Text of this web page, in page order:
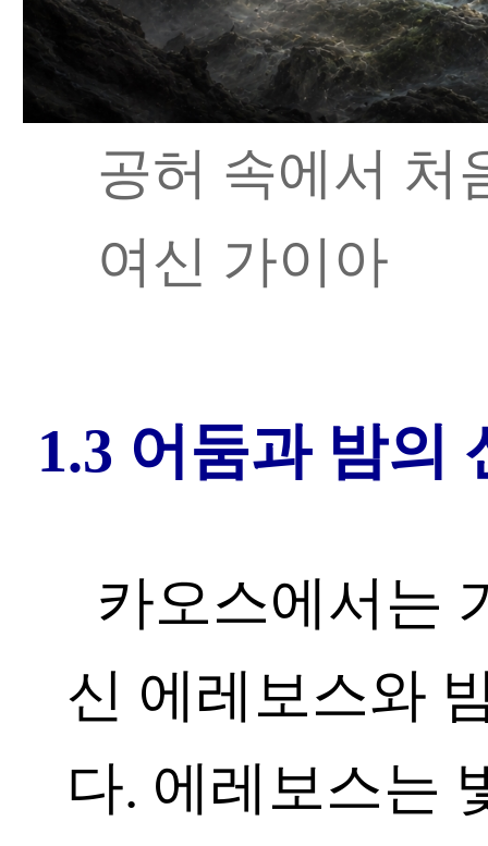
공허 속에서 처
여신 가이아
1.3 어둠과 밤의
카오스에서는
신 에레보스와
다. 에레보스는